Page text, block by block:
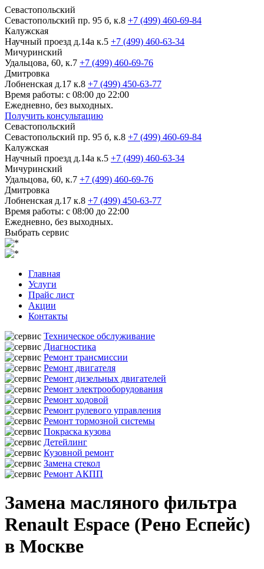
Севастопольский
Севастопольский пр. 95 б, к.8 +7 (499) 460-69-84
Калужская
Научный проезд д.14а к.5 +7 (499) 460-63-34
Мичуринский
Удальцова, 60, к.7 +7 (499) 460-69-76
Дмитровка
Лобненская д.17 к.8 +7 (499) 450-63-77
Время работы: с 08:00 до 22:00
Ежедневно, без выходных.
Получить консультацию
Севастопольский
Севастопольский пр. 95 б, к.8 +7 (499) 460-69-84
Калужская
Научный проезд д.14а к.5 +7 (499) 460-63-34
Мичуринский
Удальцова, 60, к.7 +7 (499) 460-69-76
Дмитровка
Лобненская д.17 к.8 +7 (499) 450-63-77
Время работы: с 08:00 до 22:00
Ежедневно, без выходных.
Выбрать сервис
Главная
Услуги
Прайс лист
Акции
Контакты
Техническое обслуживание
Диагностика
Ремонт трансмиссии
Ремонт двигателя
Ремонт дизельных двигателей
Ремонт электрооборудования
Ремонт ходовой
Ремонт рулевого управления
Ремонт тормозной системы
Покраска кузова
Детейлинг
Кузовной ремонт
Замена стекол
Ремонт АКПП
Замена масляного фильтра
Renault Espace (Рено Еспейс)
в Москве